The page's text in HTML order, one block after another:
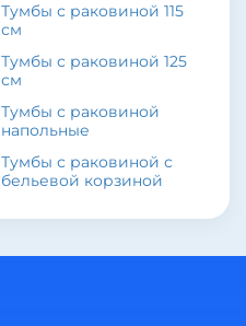
Тумбы с раковиной 115
см
Тумбы с раковиной 125
см
Тумбы с раковиной
напольные
Тумбы с раковиной с
бельевой корзиной